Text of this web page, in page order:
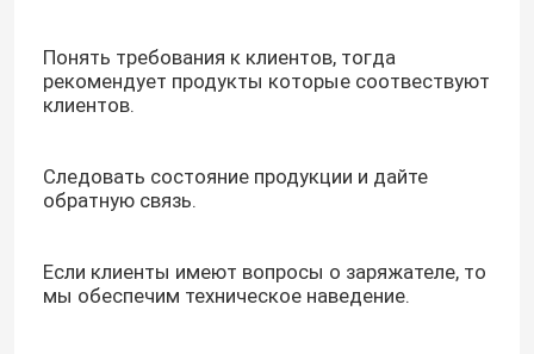
Понять требования к клиентов, тогда
рекомендует продукты которые соотвествуют
клиентов.
Следовать состояние продукции и дайте
обратную связь.
Если клиенты имеют вопросы о заряжателе, то
мы обеспечим техническое наведение.